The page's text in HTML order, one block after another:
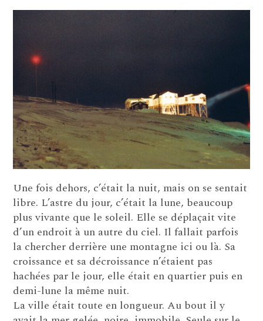
Une fois dehors, c’était la nuit, mais on se sentait
libre. L’astre du jour, c’était la lune, beaucoup
plus vivante que le soleil. Elle se déplaçait vite
d’un endroit à un autre du ciel. Il fallait parfois
la chercher derrière une montagne ici ou là. Sa
croissance et sa décroissance n’étaient pas
hachées par le jour, elle était en quartier puis en
demi-lune la même nuit.
La ville était toute en longueur. Au bout il y